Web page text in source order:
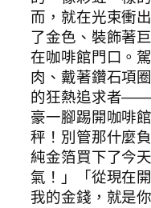
而，就在光束衝
了金色、裝飾著
在咖啡館門口。
肉、戴著鑽石項
的狂熱追求者——
豪一腳踢開咖啡
秤！別管那什麼
純金箔買下了今
氣！」「從現在
我的金錢，就是